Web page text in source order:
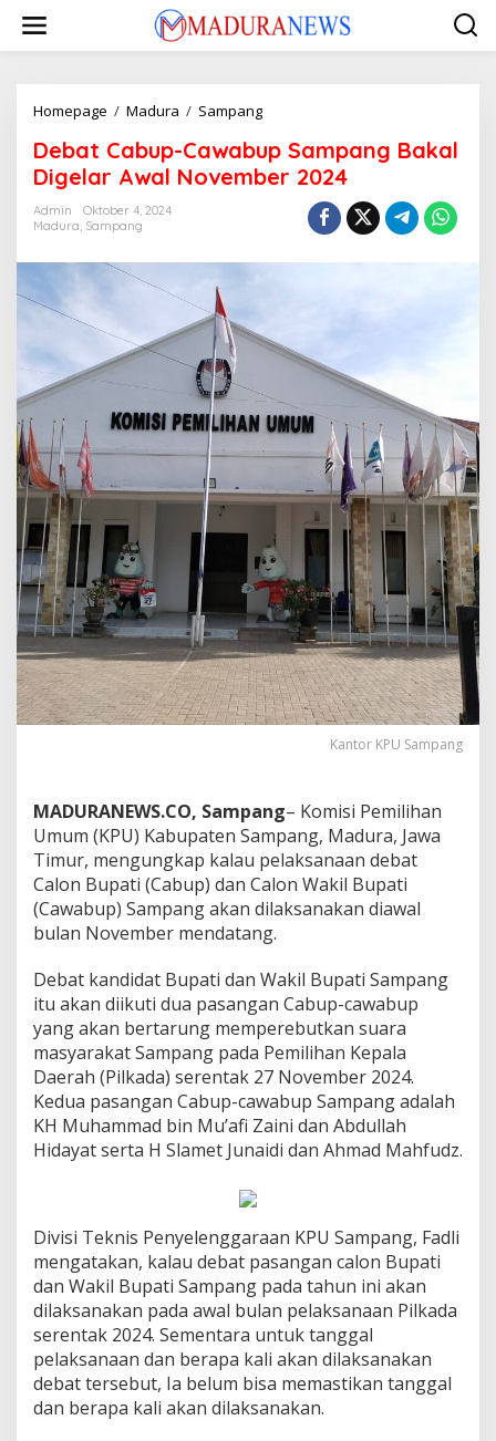
konten
Homepage / Madura / SampangDebat
Cawabup
Sampang
Bakal
Digelar
2024
Debat Cabup-Cawabup Sampang Bakal
Digelar Awal November 2024
Admin
Oktober 4, 2024
Madura, Sampang
Kantor KPU Sampang
MADURANEWS.CO, Sampang– Komisi Pemilihan
Umum (KPU) Kabupaten Sampang, Madura, Jawa
Timur, mengungkap kalau pelaksanaan debat
Calon Bupati (Cabup) dan Calon Wakil Bupati
(Cawabup) Sampang akan dilaksanakan diawal
bulan November mendatang.
Debat kandidat Bupati dan Wakil Bupati Sampang
itu akan diikuti dua pasangan Cabup-cawabup
yang akan bertarung memperebutkan suara
masyarakat Sampang pada Pemilihan Kepala
Daerah (Pilkada) serentak 27 November 2024.
Kedua pasangan Cabup-cawabup Sampang adalah
KH Muhammad bin Mu’afi Zaini dan Abdullah
Hidayat serta H Slamet Junaidi dan Ahmad Mahfudz.
Divisi Teknis Penyelenggaraan KPU Sampang, Fadli
mengatakan, kalau debat pasangan calon Bupati
dan Wakil Bupati Sampang pada tahun ini akan
dilaksanakan pada awal bulan pelaksanaan Pilkada
serentak 2024. Sementara untuk tanggal
pelaksanaan dan berapa kali akan dilaksanakan
debat tersebut, Ia belum bisa memastikan tanggal
dan berapa kali akan dilaksanakan.